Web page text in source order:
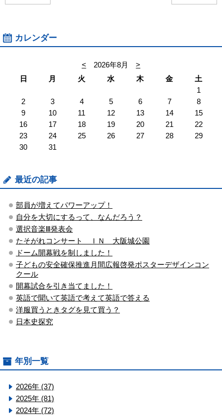
カレンダー
< 2026年8月
>
日
月 火 水 木 金
土
1
2
3 4 5 6 7
8
9
10 11 12 13 14
15
16
17 18 19 20 21
22
23
24 25 26 27 28
29
30
31
最近の記事
部員が増えてパワーアップ！
自分を大切にするって、なんだろう？
選択音楽Ⅲ発表会
たそがれコンサート ＩＮ 大阪城公園
ドーム開幕戦を制しました！
子どもの安全確保推進月間広報啓発ポスターデザインコン
クール
開幕試合を引き当てました！
英語で聞いて英語で考えて英語で答える
洋服買うときタグを見て買う？
日本史探究
年別一覧
2026年 (37)
2025年 (81)
2024年 (72)